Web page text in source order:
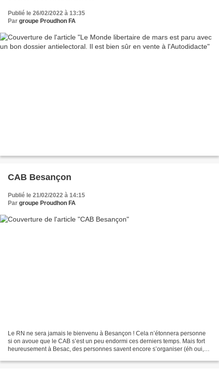
Publié le 26/02/2022 à 13:35
Par groupe Proudhon FA
CAB Besançon
Publié le 21/02/2022 à 14:15
Par groupe Proudhon FA
Le RN ne sera jamais le bienvenu à Besançon ! Cela n’étonnera personne
si on avoue que le CAB s’est un peu endormi ces derniers temps. Mais fort
heureusement à Besac, des personnes savent encore s’organiser (éh oui,